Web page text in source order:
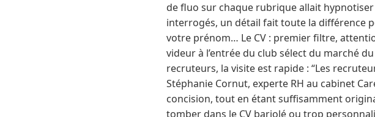
de fluo sur chaque rubrique allait
interrogés, un détail fait toute la différence
votre prénom… Le CV : premier filtre,
videur à l’entrée du club sélect du marché
recruteurs, la visite est rapide : “Les
Stéphanie Cornut, experte RH au cabinet
concision, tout en étant suffisamment
tomber dans le CV bariolé ou trop